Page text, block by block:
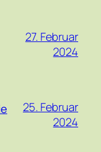
27. Februar
2024
25. Februar
2024